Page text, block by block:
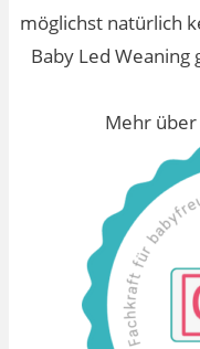
möglichst natürlich
Baby Led
Mehr